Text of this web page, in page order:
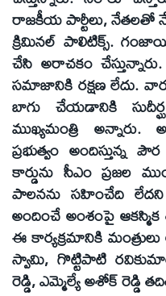
రాజకీయ పార్టీలు, నేతలతో
క్రిమినల్ పాలిటిక్స్.
చేసి అరాచకం
సమాజానికి రక్షణ లేదు.
బాగు చేయడానికి
ముఖ్యమంత్రి అన్నారు.
ప్రభుత్వం అందిస్తున్న
కార్డును సీఎం ప్రజల
పాలనను సహించేది లేదని
అందించే అంశంపై
ఈ కార్యక్రమానికి
స్వామి, గొట్టిపాటి
రెడ్డి, ఎమ్మెల్యే అశోక్ రెడ్డి